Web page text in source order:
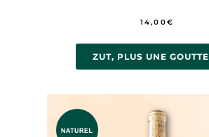
14,00€
ZUT, PLUS UNE GOUTTE